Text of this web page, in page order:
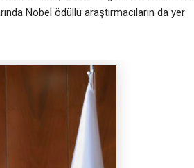
Nobel ödüllü araştırmacıların da yer